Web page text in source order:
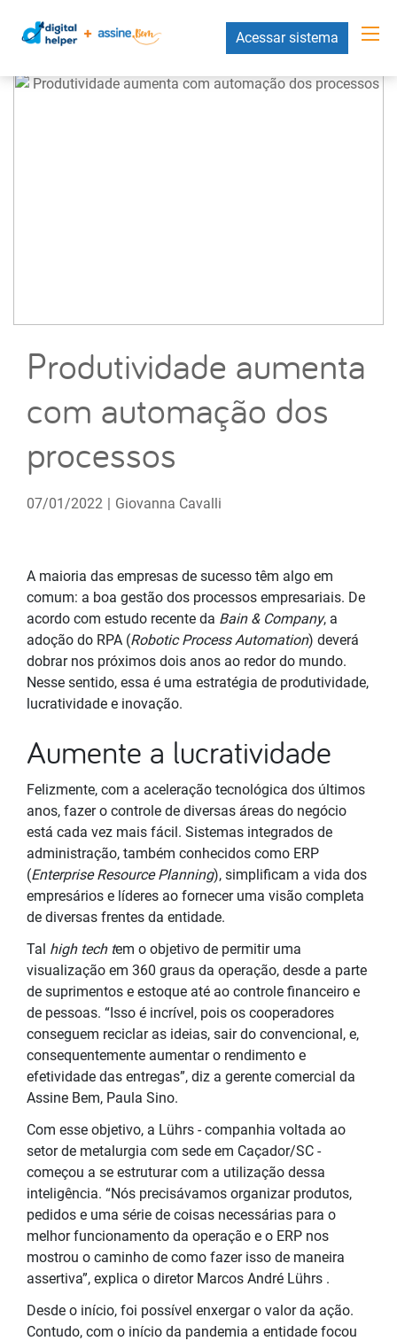
Acessar sistema
Produtividade aumenta
com automação dos
processos
07/01/2022 | Giovanna Cavalli
A maioria das empresas de sucesso têm algo em
comum: a boa gestão dos processos empresariais. De
acordo com estudo recente da Bain & Company, a
adoção do RPA (Robotic Process Automation) deverá
dobrar nos próximos dois anos ao redor do mundo.
Nesse sentido, essa é uma estratégia de produtividade,
lucratividade e inovação.
Aumente a lucratividade
Felizmente, com a aceleração tecnológica dos últimos
anos, fazer o controle de diversas áreas do negócio
está cada vez mais fácil. Sistemas integrados de
administração, também conhecidos como ERP
(Enterprise Resource Planning), simplificam a vida dos
empresários e líderes ao fornecer uma visão completa
de diversas frentes da entidade.
Tal high tech tem o objetivo de permitir uma
visualização em 360 graus da operação, desde a parte
de suprimentos e estoque até ao controle financeiro e
de pessoas. “Isso é incrível, pois os cooperadores
conseguem reciclar as ideias, sair do convencional, e,
consequentemente aumentar o rendimento e
efetividade das entregas”, diz a gerente comercial da
Assine Bem, Paula Sino.
Com esse objetivo, a Lührs - companhia voltada ao
setor de metalurgia com sede em Caçador/SC -
começou a se estruturar com a utilização dessa
inteligência. “Nós precisávamos organizar produtos,
pedidos e uma série de coisas necessárias para o
melhor funcionamento da operação e o ERP nos
mostrou o caminho de como fazer isso de maneira
assertiva”, explica o diretor Marcos André Lührs .
Desde o início, foi possível enxergar o valor da ação.
Contudo, com o início da pandemia a entidade focou